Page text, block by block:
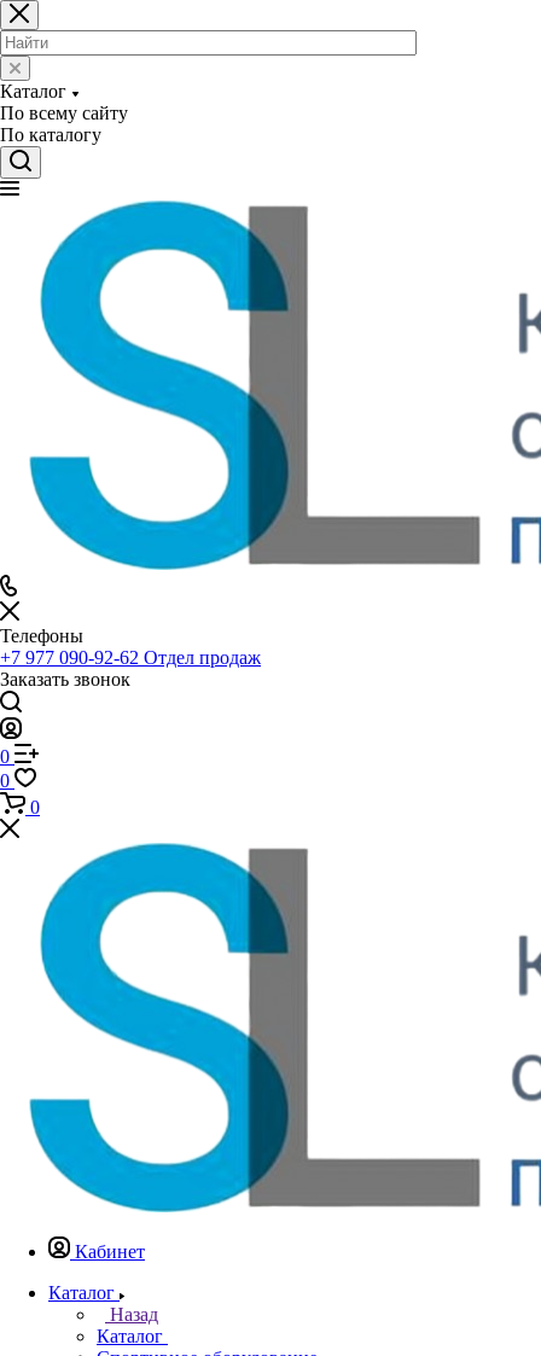
Каталог
По всему сайту
По каталогу
Телефоны
+7 977 090-92-62 Отдел продаж
Заказать звонок
0
0
0
Кабинет
Каталог
Назад
Каталог